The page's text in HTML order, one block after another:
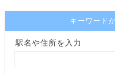
キーワード
駅名や住所を入力